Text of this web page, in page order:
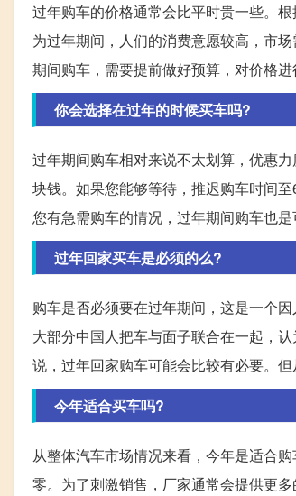
过年购车的价格通常会比平时贵一些。
为过年期间，人们的消费意愿较高，市
期间购车，需要提前做好预算，对价格
你会选择在过年的时候买车吗?
过年期间购车相对来说不太划算，优惠
块钱。如果您能够等待，推迟购车时间
您有急需购车的情况，过年期间购车也是
过年回家买车是必须的么?
购车是否必须要在过年期间，这是一个
大部分中国人把车与面子联合在一起，
说，过年回家购车可能会比较有必要。
今年适合买车吗?
从整体汽车市场情况来看，今年是适合
零。为了刺激销售，厂家通常会提供更